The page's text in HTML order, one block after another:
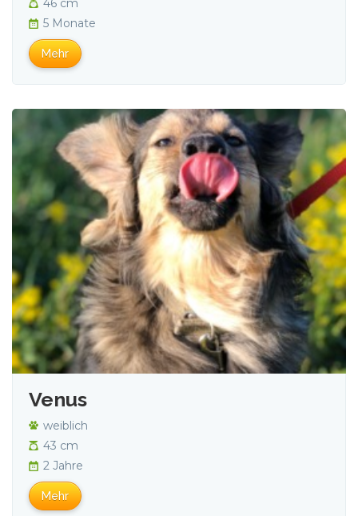
46 cm
5 Monate
Mehr
Venus
weiblich
43 cm
2 Jahre
Mehr